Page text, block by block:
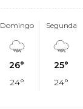
Domingo
26°
24°
Segunda
25°
24°